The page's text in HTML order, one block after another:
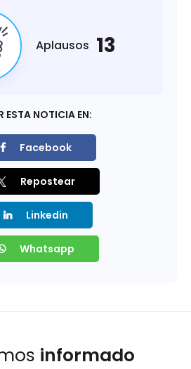
Aplausos 13
ESTA NOTICIA EN:
Facebook
Repostear
Linkedin
Whatsapp
informado